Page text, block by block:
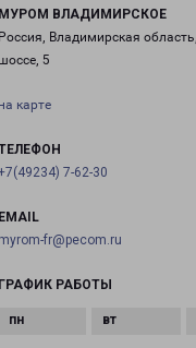
ВЛАДИМИРСКОЕ
Владимирская
5
карте
7-62-30
fr@pecom.ru
РАБОТЫ